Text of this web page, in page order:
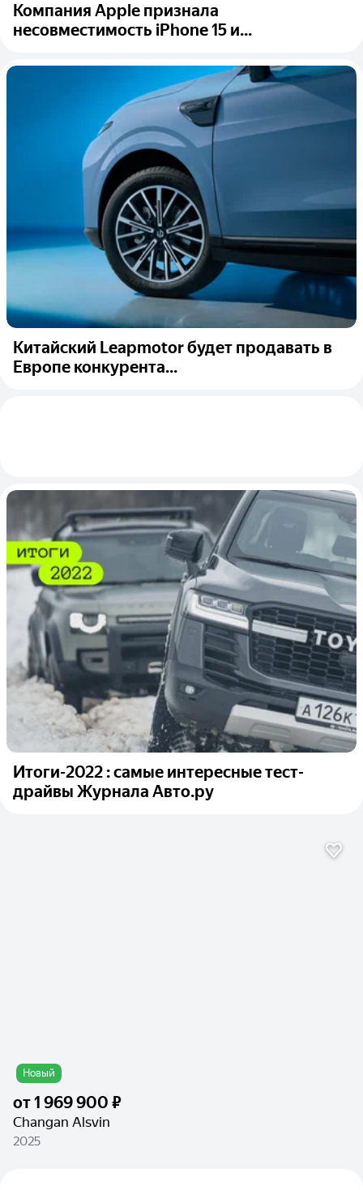
Компания Apple признала
несовместимость iPhone 15 и...
Китайский Leapmotor будет продавать в
Европе конкурента...
Итоги-2022 : самые интересные тест-
драйвы Журнала Авто.ру
Новый
от1 969 900 ₽
Changan Alsvin
2025